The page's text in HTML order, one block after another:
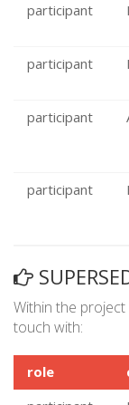
participant
participant
participant
participant
Within the project
touch with:
role